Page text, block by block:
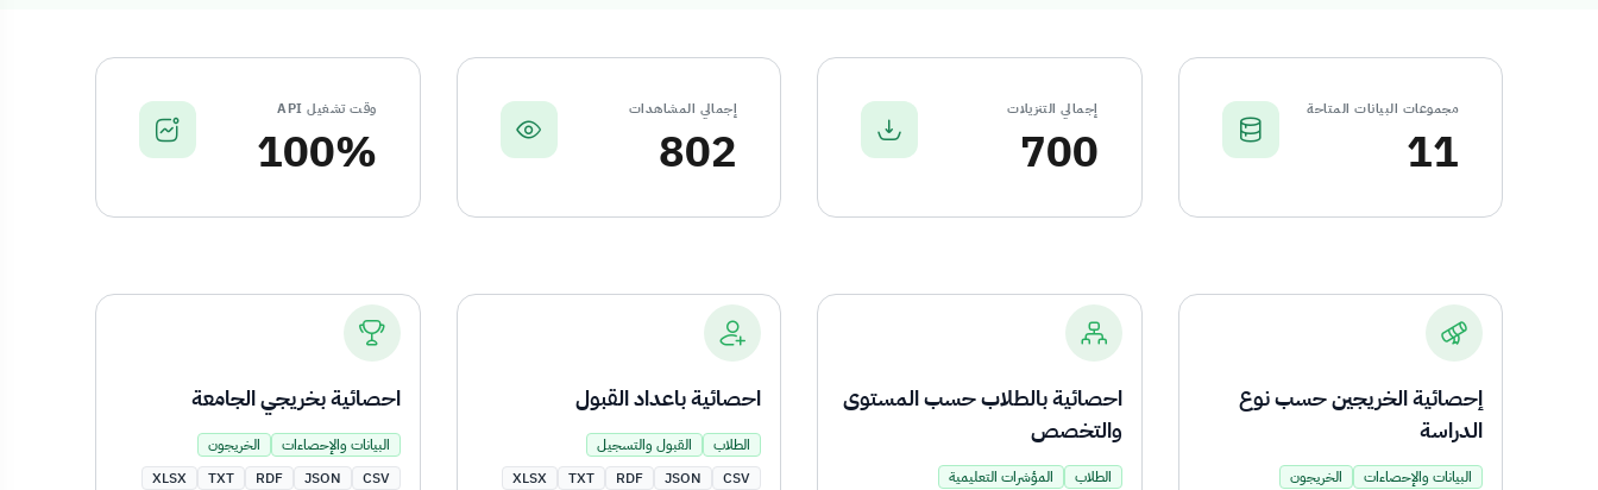
مكتبة البيانات المفتوحة
مجموعات البيانات المتاحة
11
إجمالي التنزيلات
700
إجمالي المشاهدات
802
وقت تشغيل API
100%
إحصائية الخريجين حسب نوع
الدراسة
البيانات والإحصاءات
الخريجون
احصائية بالطلاب حسب المستوى
والتخصص
الطلاب
المؤشرات التعليمية
احصائية باعداد القبول
الطلاب
القبول والتسجيل
CSV
JSON
RDF
TXT
XLSX
احصائية بخريجي الجامعة
البيانات والإحصاءات
الخريجون
CSV
JSON
RDF
TXT
XLSX